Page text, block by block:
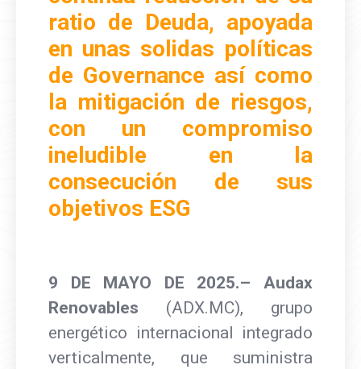
ratio de Deuda, apoyada
en unas solidas políticas
de Governance así como
la mitigación de riesgos,
con un compromiso
ineludible en la
consecución de sus
objetivos ESG
9 DE MAYO DE 2025.– Audax
Renovables (ADX.MC), grupo
energético internacional integrado
verticalmente, que suministra